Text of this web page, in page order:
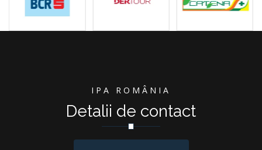
IPA ROMÂNIA
Detalii de contact